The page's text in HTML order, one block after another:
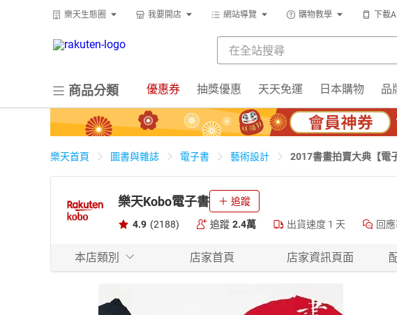
樂天生態圈 我要開店 網站導覽 購物教學 下載
商品分類 優惠券 抽獎優惠 天天免運 日本購物 品
樂天首頁 圖書與雜誌 電子書 藝術設計 2017書畫拍賣大典【電
樂天Kobo電子書 追蹤
4.9 (2188) 追蹤 2.4萬 出貨速度 1 天 回
本店類別 店家首頁 店家資訊頁面